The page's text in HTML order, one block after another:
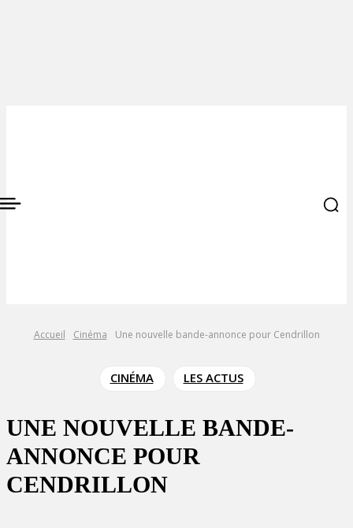
Accueil Cinéma Une nouvelle bande-annonce pour Cendrillon
CINÉMA LES ACTUS
UNE NOUVELLE BANDE-
ANNONCE POUR
CENDRILLON